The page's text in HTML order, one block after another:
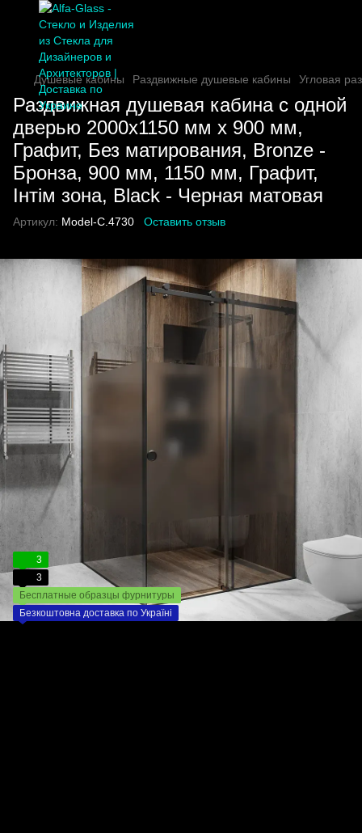
Душевые кабины Раздвижные душевые кабины Угловая
Раздвижная душевая кабина с одной
дверью 2000х1150 мм x 900 мм,
Графит, Без матирования, Bronze -
Бронза, 900 мм, 1150 мм, Графит,
Інтім зона, Black - Черная матовая
Артикул: Model-C.4730 Оставить отзыв
3
3
Бесплатные образцы фурнитуры
Безкоштовна доставка по Україні